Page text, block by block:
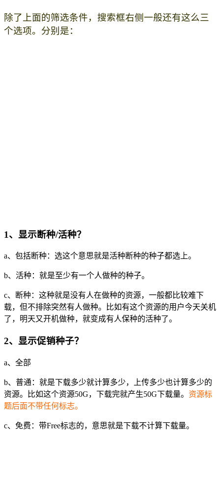
除了上面的筛选条件，搜索框右侧一般还有这么三
个选项。分别是：
1、显示断种/活种？
a、包括断种：选这个意思就是活种断种的种子都选上。
b、活种：就是至少有一个人做种的种子。
c、断种：这种就是没有人在做种的资源，一般都比较难下
载，但不排除突然有人做种。比如有这个资源的用户今天关机
了，明天又开机做种，就变成有人保种的活种了。
2、显示促销种子？
a、全部
b、普通：就是下载多少就计算多少，上传多少也计算多少的
资源。比如这个资源50G，下载完就产生50G下载量。 资源标
题后面不带任何标志。
c、免费：带Free标志的，意思就是下载不计算下载量。